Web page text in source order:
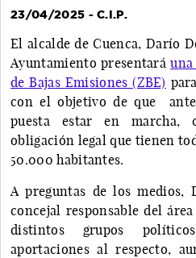
23/04/2025 - C.I.P.
El alcalde de Cuenca, Darío
Ayuntamiento presentaráuna
de Bajas Emisiones (ZBE)
con el objetivo de que
puesta estar en marcha,
obligación legal que tienen
50.000 habitantes.
A preguntas de los medios,
concejal responsable del
distintos grupos
aportaciones al respecto,